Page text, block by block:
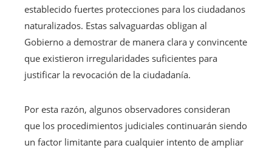
establecido fuertes protecciones para los ciudadanos
naturalizados. Estas salvaguardas obligan al
Gobierno a demostrar de manera clara y convincente
que existieron irregularidades suficientes para
justificar la revocación de la ciudadanía.
Por esta razón, algunos observadores consideran
que los procedimientos judiciales continuarán siendo
un factor limitante para cualquier intento de ampliar